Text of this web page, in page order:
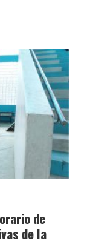
de
de la